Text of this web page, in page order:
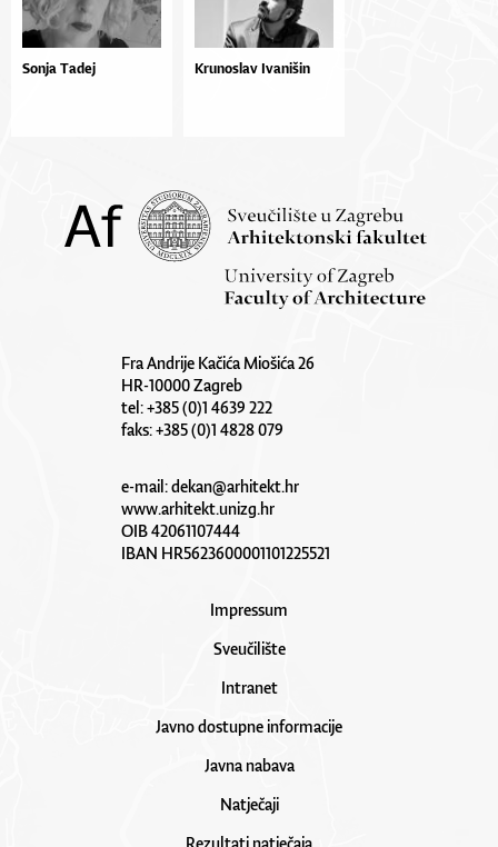
Sonja Tadej Krunoslav Ivanišin
Fra Andrije Kačića Miošića 26
HR-10000 Zagreb
tel: +385 (0)1 4639 222
faks: +385 (0)1 4828 079
e-mail:dekan@arhitekt.hr
www.arhitekt.unizg.hr
OIB 42061107444
IBAN HR5623600001101225521
Impressum
Sveučilište
Intranet
Javno dostupne informacije
Javna nabava
Natječaji